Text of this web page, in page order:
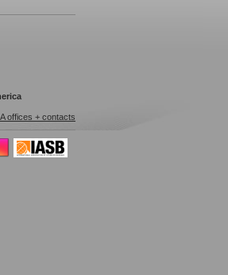
offices + contacts